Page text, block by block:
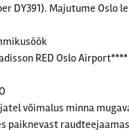
DY391). Majutume Oslo
RED Oslo
võimalus minna
paiknevast